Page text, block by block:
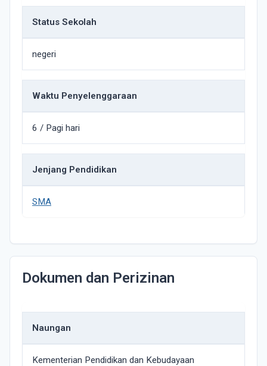
Status Sekolah
negeri
Waktu Penyelenggaraan
6 / Pagi hari
Jenjang Pendidikan
SMA
Dokumen dan Perizinan
Naungan
Kementerian Pendidikan dan Kebudayaan